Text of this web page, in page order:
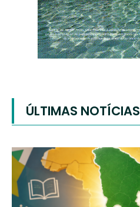
ÚLTIMAS NOTÍCIAS